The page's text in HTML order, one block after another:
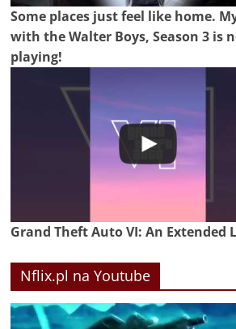
Some places just feel like home.
with the Walter Boys, Season 3 is
playing!
Grand Theft Auto VI: An Extended
Nflix.pl na Youtube